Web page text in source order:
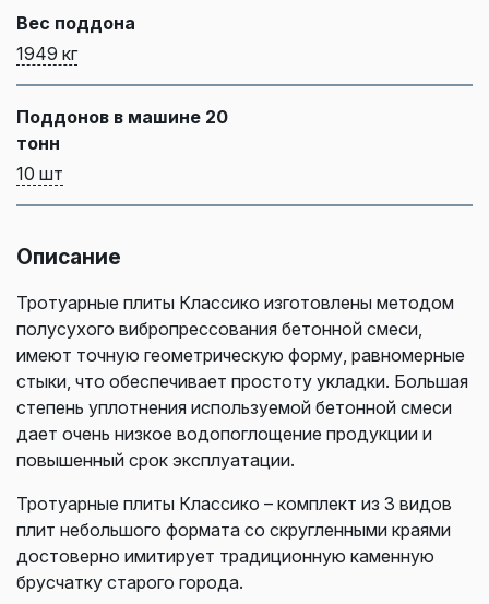
Вес поддона
1949 кг
Поддонов в машине 20
тонн
10 шт
Описание
Тротуарные плиты Классико изготовлены методом
полусухого вибропрессования бетонной смеси,
имеют точную геометрическую форму, равномерные
стыки, что обеспечивает простоту укладки. Большая
степень уплотнения используемой бетонной смеси
дает очень низкое водопоглощение продукции и
повышенный срок эксплуатации.
Тротуарные плиты Классико – комплект из 3 видов
плит небольшого формата со скругленными краями
достоверно имитирует традиционную каменную
брусчатку старого города.